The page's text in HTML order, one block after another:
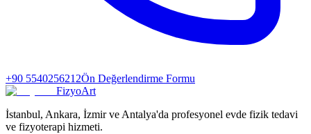
+90 5540256212Ön Değerlendirme Formu
FizyoArt
İstanbul, Ankara, İzmir ve Antalya'da profesyonel evde fizik tedavi
ve fizyoterapi hizmeti.